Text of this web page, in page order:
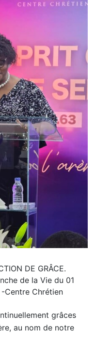
DE GRÂCE.
de la Vie du 01
Centre Chrétien
grâces
au nom de notre